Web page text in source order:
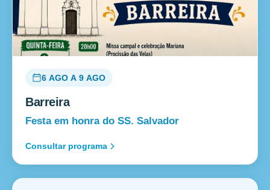
6 AGO A 9 AGO
Barreira
Festa em honra do SS. Salvador
Consultar programa